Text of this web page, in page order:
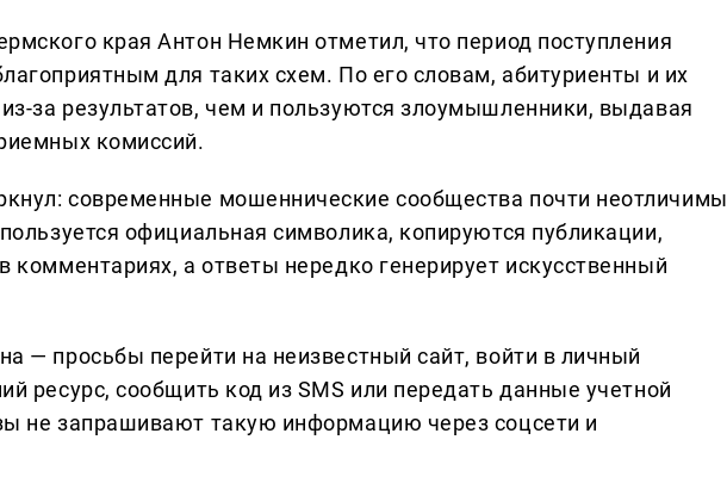
края Антон Немкин отметил, что период поступления
для таких схем. По его словам, абитуриенты и их
за результатов, чем и пользуются злоумышленники, выдавая
комиссий.
современные мошеннические сообщества почти неотличимы
официальная символика, копируются публикации,
комментариях, а ответы нередко генерирует искусственный
— просьбы перейти на неизвестный сайт, войти в личный
ресурс, сообщить код из SMS или передать данные учетной
не запрашивают такую информацию через соцсети и